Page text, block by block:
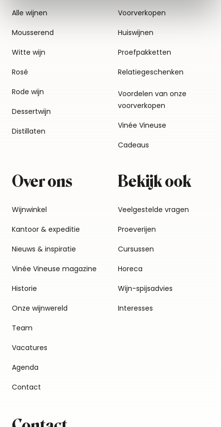
Alle wijnen
Mousserend
Witte wijn
Rosé
Rode wijn
Dessertwijn
Distillaten
Voorverkopen
Huiswijnen
Proefpakketten
Relatiegeschenken
Voordelen van onze
voorverkopen
Vinée Vineuse
Cadeaus
Over ons
Wijnwinkel
Kantoor & expeditie
Nieuws & inspiratie
Vinée Vineuse magazine
Historie
Onze wijnwereld
Team
Vacatures
Agenda
Contact
Bekijk ook
Veelgestelde vragen
Proeverijen
Cursussen
Horeca
Wijn-spijsadvies
Interesses